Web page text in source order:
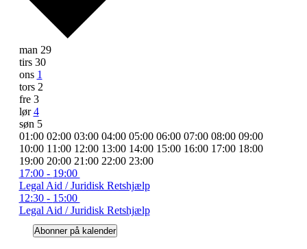
Uge
af
Begivenheder
man 29
tirs 30
ons 1
tors 2
fre 3
lør4
søn 5
00:00
01:00 02:00 03:00 04:00 05:00 06:00 07:00 08:00 09:00
10:00 11:00 12:00 13:00 14:00 15:00 16:00 17:00 18:00
19:00 20:00 21:00 22:00 23:0000:00
mandag,
september
29,
2025
No
events
on
this
day.
tirsdag,
september
30,
2025
No
events
on
this
day.
onsdag,
oktober
1,
2025
October
1,
2025
17:00 - 19:00
Legal Aid / Juridisk Retshjælp
torsdag,
oktober
No
events
this
fredag,
oktober
No
events
this
lørdag,
oktober
October
4,
2025
12:30 - 15:00
Legal Aid / Juridisk Retshjælp
søndag,
oktober
eventsAbonner på kalender